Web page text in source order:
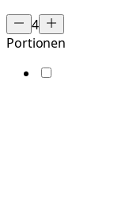
4
Portionen